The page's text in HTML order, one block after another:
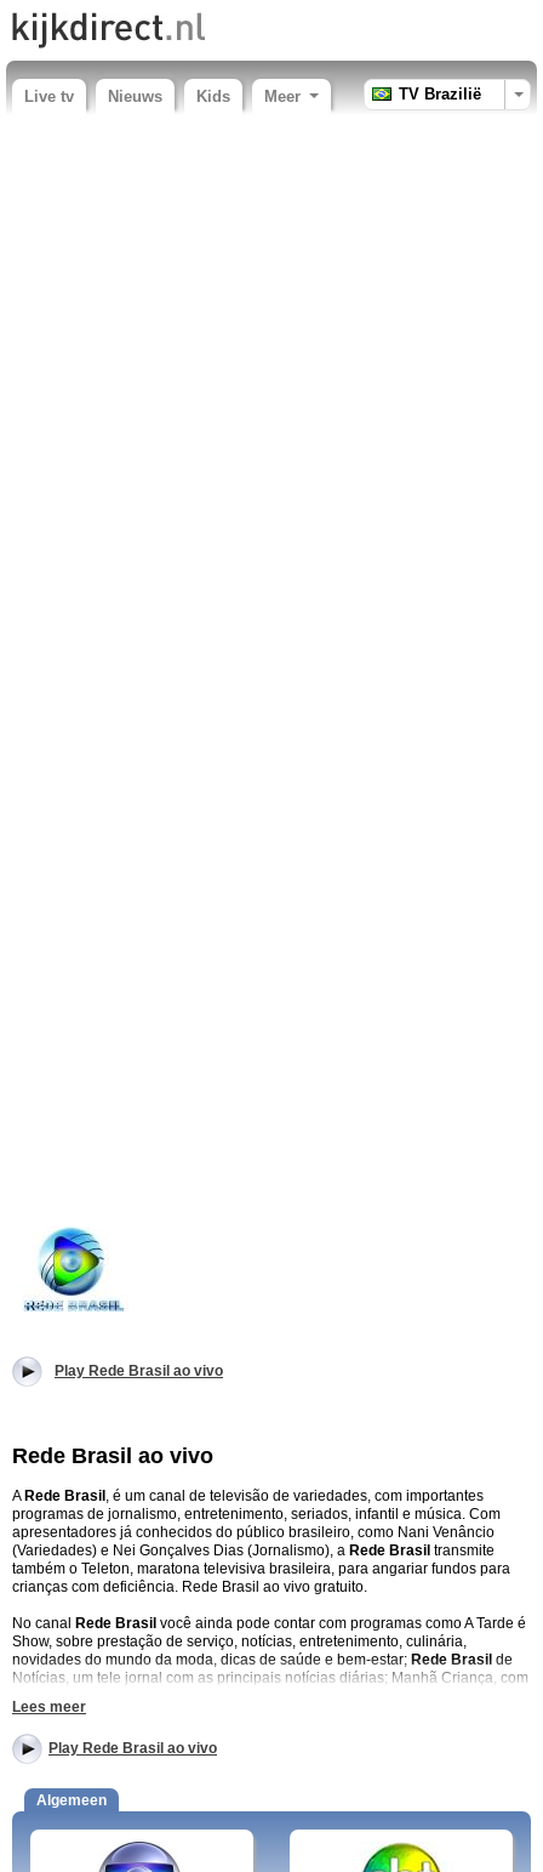
Live tv Nieuws Kids Meer TV Brazilië
Play Rede Brasil ao vivo
Rede Brasil ao vivo
A Rede Brasil , é um canal de televisão de variedades, com importantes
programas de jornalismo, entretenimento, seriados, infantil e música. Com
apresentadores já conhecidos do público brasileiro, como Nani Venâncio
(Variedades) e Nei Gonçalves Dias (Jornalismo), a Rede Brasil transmite
também o Teleton, maratona televisiva brasileira, para angariar fundos para
crianças com deficiência. Rede Brasil ao vivo gratuito.
No canal Rede Brasil você ainda pode contar com programas como A Tarde é
Show, sobre prestação de serviço, notícias, entretenimento, culinária,
novidades do mundo da moda, dicas de saúde e bem-estar; Rede Brasil de
Notícias, um tele jornal com as principais notícias diárias; Manhã Criança, com
pedidos pelo telespectador. Rede Brasil em directo.
Informações adicionais:
Rede Brasil de Televisão (RBTV)
estúdios localizados em São Paulo, sua audiência parece aumentar todo o
ano assim como o número de municípios brasileiros que transmitem sua
programação. . Rede Brasil ao vivo – Rede Brasil por demanda.
Lees meer
Play Rede Brasil ao vivo
Algemeen